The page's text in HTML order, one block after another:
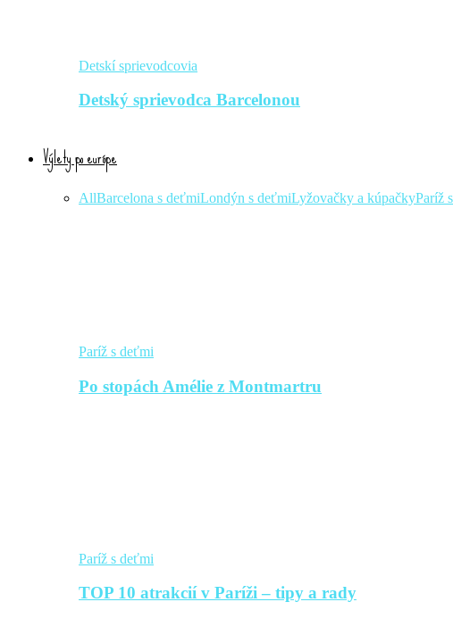
Detskí sprievodcovia
Detský sprievodca Barcelonou
Výlety po európe
AllBarcelona s deťmiLondýn s deťmiLyžovačky a kúpačkyParíž
Paríž s deťmi
Po stopách Amélie z Montmartru
Paríž s deťmi
TOP 10 atrakcií v Paríži – tipy a rady